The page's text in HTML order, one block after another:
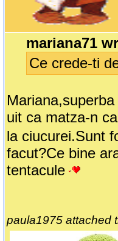
mariana71
Ce crede-ti
uit ca matza-n
la ciucurei.Sunt
facut?Ce bine
tentacule
paula1975 attached